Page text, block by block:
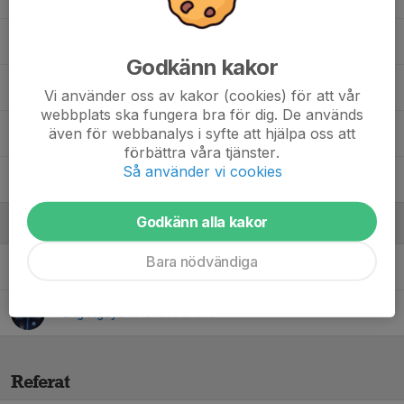
Tai Nguyen
Teo Nguyen
Theodor Jangeborg
Ledare
Eric CasselbergTränare
Tung NguyenHuvudtränare
Referat
Godkänn kakor
Vi använder oss av kakor (cookies) för att vår
webbplats ska fungera bra för dig. De används
även för webbanalys i syfte att hjälpa oss att
förbättra våra tjänster.
Så använder vi cookies
Godkänn alla kakor
Bara nödvändiga